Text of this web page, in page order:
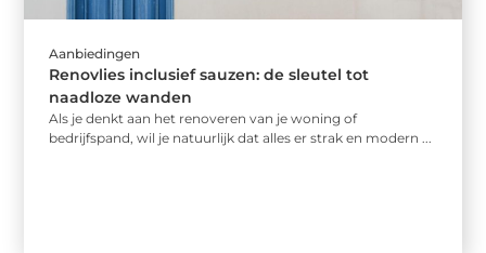
Aanbiedingen
Renovlies inclusief sauzen: de sleutel tot
naadloze wanden
Als je denkt aan het renoveren van je woning of
bedrijfspand, wil je natuurlijk dat alles er strak en modern ...